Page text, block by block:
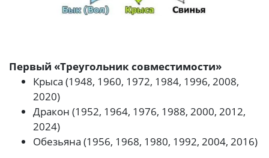
Первый «Треугольник совместимости»
Крыса (1948, 1960, 1972, 1984, 1996, 2008,
2020)
Дракон (1952, 1964, 1976, 1988, 2000, 2012,
2024)
Обезьяна (1956, 1968, 1980, 1992, 2004, 2016)